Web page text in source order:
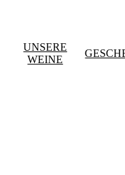
UNSERE
WEINE